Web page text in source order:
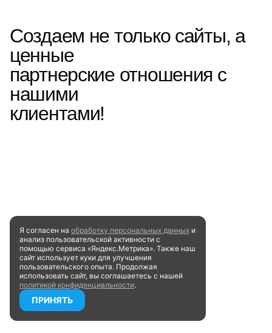
Создаем не только сайты, а
ценные
партнерские отношения с
нашими
клиентами!
Я согласен на обработку персональных данных и
анализ пользовательской активности с
помощью сервиса «Яндекс.Метрика». Также наш
сайт использует куки для улучшения
пользовательского опыта. Продолжая
использовать сайт, вы соглашаетесь с нашей
политикой конфиденциальности.
ПРИНЯТЬ